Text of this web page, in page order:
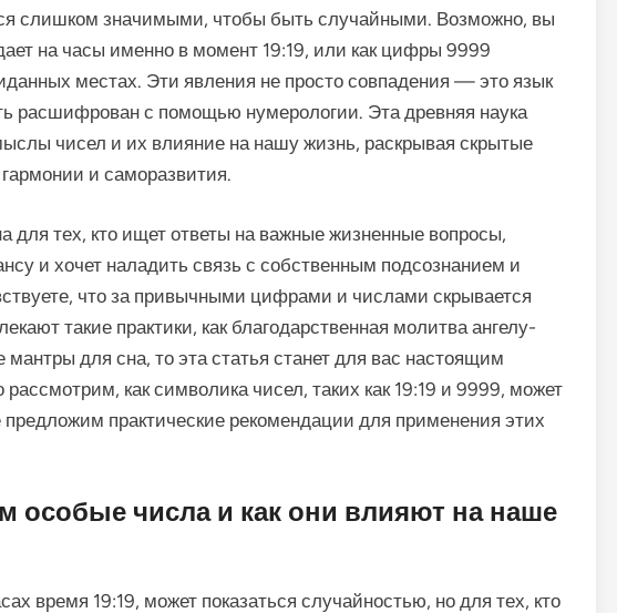
слишком значимыми, чтобы быть случайными. Возможно, вы
на часы именно в момент 19:19, или как цифры 9999
местах. Эти явления не просто совпадения — это язык
расшифрован с помощью нумерологии. Эта древняя наука
чисел и их влияние на нашу жизнь, раскрывая скрытые
и саморазвития.
для тех, кто ищет ответы на важные жизненные вопросы,
и хочет наладить связь с собственным подсознанием и
что за привычными цифрами и числами скрывается
такие практики, как благодарственная молитва ангелу-
для сна, то эта статья станет для вас настоящим
как символика чисел, таких как 19:19 и 9999, может
практические рекомендации для применения этих
особые числа и как они влияют на наше
время 19:19, может показаться случайностью, но для тех, кто